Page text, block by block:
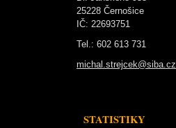
25228 Černošice
IČ: 22693751
Tel.: 602 613 731
michal.strejcek@siba.cz
STATISTIKY